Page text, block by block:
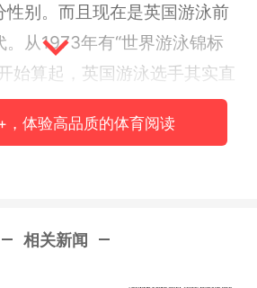
性别。而且现在是英国游泳前
。从1973年有“世界游泳锦标
始算起，英国游泳选手其实直
被人瞩目，当时凯蒂·萨克斯
冠军，詹姆斯·吉布森获得男
运会到2011年上海世锦赛之
，体验高品质的体育阅读
相关新闻